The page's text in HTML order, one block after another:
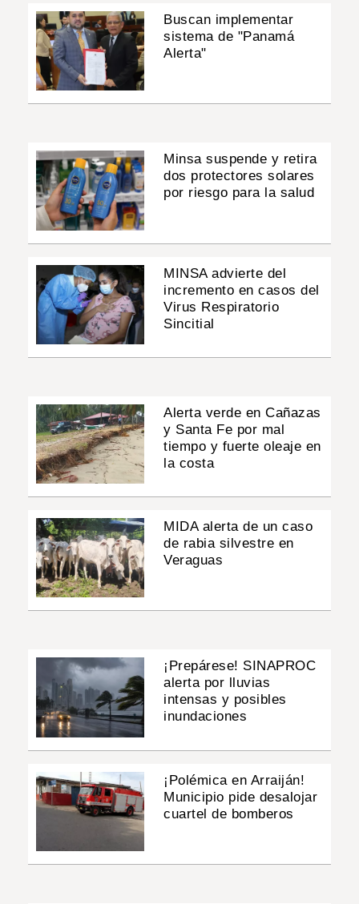
Buscan implementar
sistema de "Panamá
Alerta"
Minsa suspende y retira
dos protectores solares
por riesgo para la salud
MINSA advierte del
incremento en casos del
Virus Respiratorio
Sincitial
Alerta verde en Cañazas
y Santa Fe por mal
tiempo y fuerte oleaje en
la costa
MIDA alerta de un caso
de rabia silvestre en
Veraguas
¡Prepárese! SINAPROC
alerta por lluvias
intensas y posibles
inundaciones
¡Polémica en Arraiján!
Municipio pide desalojar
cuartel de bomberos